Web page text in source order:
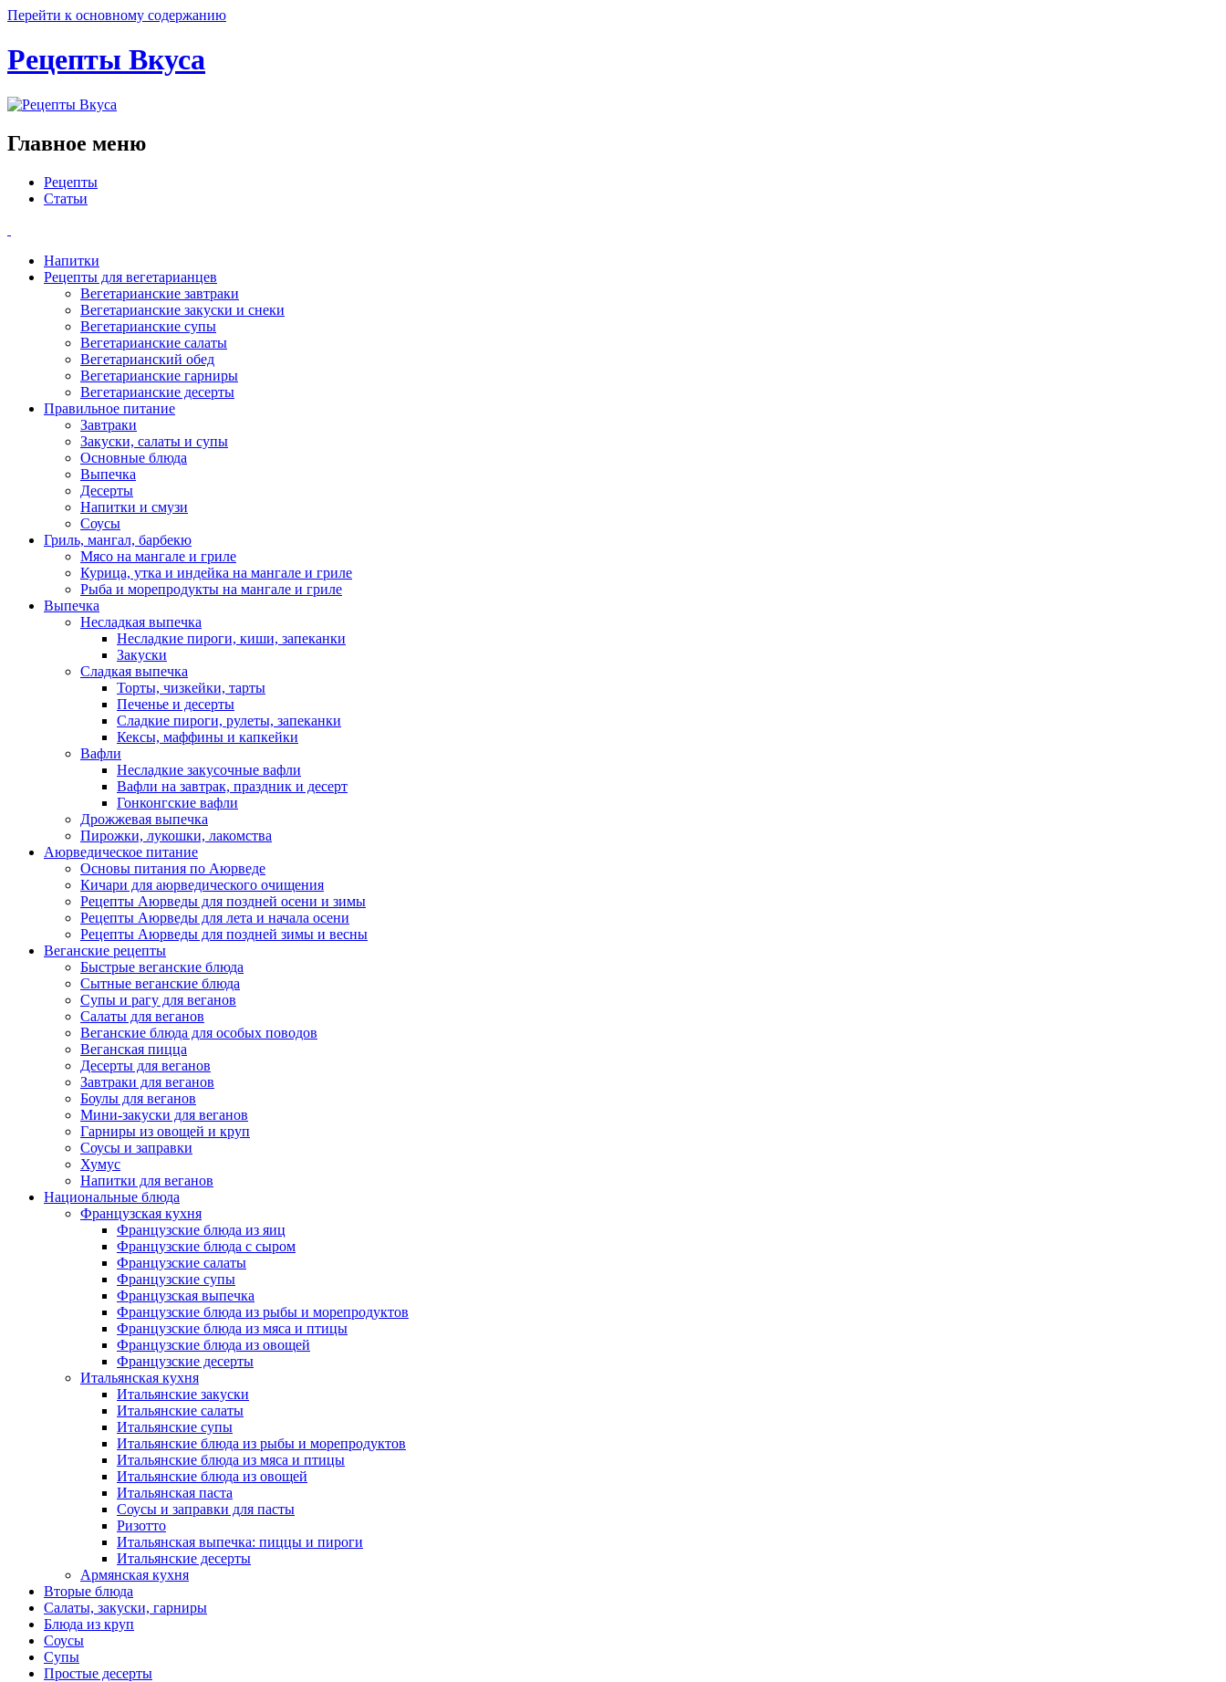
Перейти к основному содержанию
Рецепты Вкуса
Главное меню
Рецепты
Статьи
Напитки
Рецепты для вегетарианцев
Вегетарианские завтраки
Вегетарианские закуски и снеки
Вегетарианские супы
Вегетарианские салаты
Вегетарианский обед
Вегетарианские гарниры
Вегетарианские десерты
Правильное питание
Завтраки
Закуски, салаты и супы
Основные блюда
Выпечка
Десерты
Напитки и смузи
Соусы
Гриль, мангал, барбекю
Мясо на мангале и гриле
Курица, утка и индейка на мангале и гриле
Рыба и морепродукты на мангале и гриле
Выпечка
Несладкая выпечка
Несладкие пироги, киши, запеканки
Закуски
Сладкая выпечка
Торты, чизкейки, тарты
Печенье и десерты
Сладкие пироги, рулеты, запеканки
Кексы, маффины и капкейки
Вафли
Несладкие закусочные вафли
Вафли на завтрак, праздник и десерт
Гонконгские вафли
Дрожжевая выпечка
Пирожки, лукошки, лакомства
Аюрведическое питание
Основы питания по Аюрведе
Кичари для аюрведического очищения
Рецепты Аюрведы для поздней осени и зимы
Рецепты Аюрведы для лета и начала осени
Рецепты Аюрведы для поздней зимы и весны
Веганские рецепты
Быстрые веганские блюда
Сытные веганские блюда
Супы и рагу для веганов
Салаты для веганов
Веганские блюда для особых поводов
Веганская пицца
Десерты для веганов
Завтраки для веганов
Боулы для веганов
Мини-закуски для веганов
Гарниры из овощей и круп
Соусы и заправки
Хумус
Напитки для веганов
Национальные блюда
Французская кухня
Французские блюда из яиц
Французские блюда с сыром
Французские салаты
Французские супы
Французская выпечка
Французские блюда из рыбы и морепродуктов
Французские блюда из мяса и птицы
Французские блюда из овощей
Французские десерты
Итальянская кухня
Итальянские закуски
Итальянские салаты
Итальянские супы
Итальянские блюда из рыбы и морепродуктов
Итальянские блюда из мяса и птицы
Итальянские блюда из овощей
Итальянская паста
Соусы и заправки для пасты
Ризотто
Итальянская выпечка: пиццы и пироги
Итальянские десерты
Армянская кухня
Вторые блюда
Салаты, закуски, гарниры
Блюда из круп
Соусы
Супы
Простые десерты